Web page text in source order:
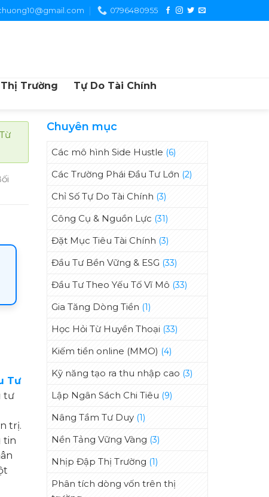
0796480955
Trường
Tự Do Tài Chính
Tư
tư
trị.
tin
Chuyên mục
Các mô hình Side Hustle (6)
Các Trường Phái Đầu Tư Lớn (2)
Chỉ Số Tự Do Tài Chính (3)
Công Cụ & Nguồn Lực (31)
Đặt Mục Tiêu Tài Chính (3)
Đầu Tư Bền Vững & ESG (33)
Đầu Tư Theo Yếu Tố Vĩ Mô (33)
Gia Tăng Dòng Tiền (1)
Học Hỏi Từ Huyền Thoại (33)
Kiếm tiền online (MMO) (4)
Kỹ năng tạo ra thu nhập cao (3)
Lập Ngân Sách Chi Tiêu (9)
Nâng Tầm Tư Duy (1)
Nền Tảng Vững Vàng (3)
Nhịp Đập Thị Trường (1)
Phân tích dòng vốn trên thị